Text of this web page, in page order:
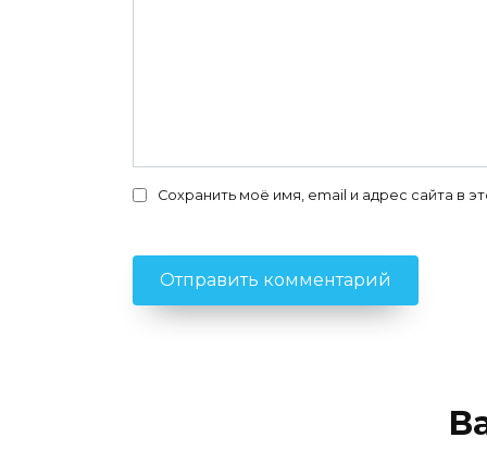
Сохранить моё имя, email и адрес сайта в